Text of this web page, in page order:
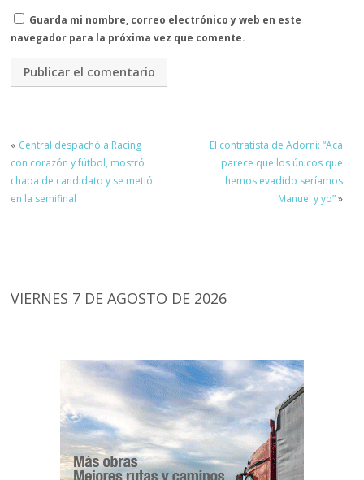
Guarda mi nombre, correo electrónico y web en este
navegador para la próxima vez que comente.
« Central despachó a Racing
con corazón y fútbol, mostró
chapa de candidato y se metió
en la semifinal
El contratista de Adorni: “Acá
parece que los únicos que
hemos evadido seríamos
Manuel y yo”»
VIERNES 7 DE AGOSTO DE 2026